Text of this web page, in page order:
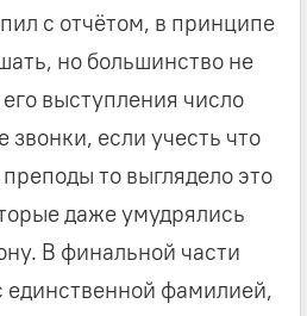
с отчётом, в принципе
но большинство не
выступления число
если учесть что
то выглядело это
даже умудрялись
В финальной части
единственной фамилией,